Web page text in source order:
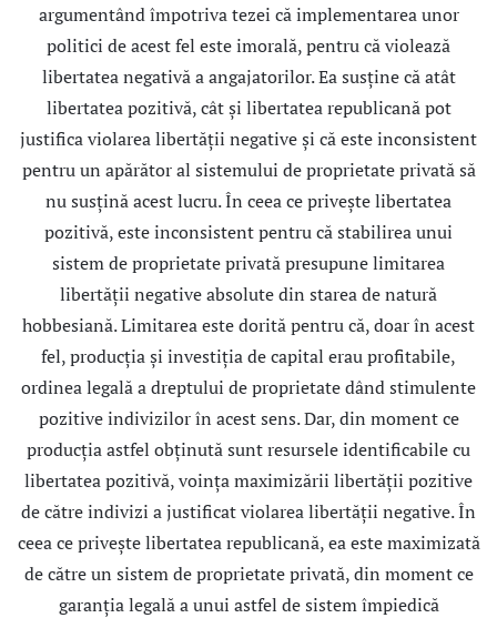
argumentând împotriva tezei că implementarea unor
politici de acest fel este imorală, pentru că violează
libertatea negativă a angajatorilor. Ea susţine că atât
libertatea pozitivă, cât şi libertatea republicană pot
justifica violarea libertăţii negative şi că este inconsistent
pentru un apărător al sistemului de proprietate privată să
nu susţină acest lucru. În ceea ce priveşte libertatea
pozitivă, este inconsistent pentru că stabilirea unui
sistem de proprietate privată presupune limitarea
libertăţii negative absolute din starea de natură
hobbesiană. Limitarea este dorită pentru că, doar în acest
fel, producţia şi investiţia de capital erau profitabile,
ordinea legală a dreptului de proprietate dând stimulente
pozitive indivizilor în acest sens. Dar, din moment ce
producţia astfel obţinută sunt resursele identificabile cu
libertatea pozitivă, voinţa maximizării libertăţii pozitive
de către indivizi a justificat violarea libertăţii negative. În
ceea ce priveşte libertatea republicană, ea este maximizată
de către un sistem de proprietate privată, din moment ce
garanţia legală a unui astfel de sistem împiedică